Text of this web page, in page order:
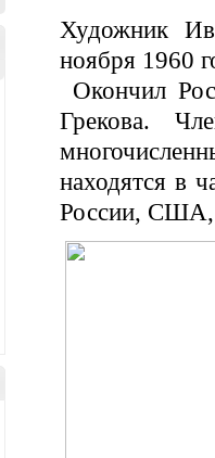
Художник
ноября 1960
Окончил
Грекова.
находятся в
России,